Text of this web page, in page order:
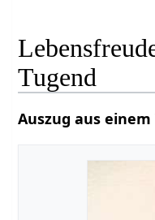
Tugend
Auszug aus